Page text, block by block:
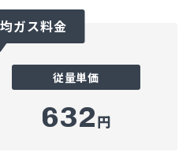
ガス料金
従量単価
632円